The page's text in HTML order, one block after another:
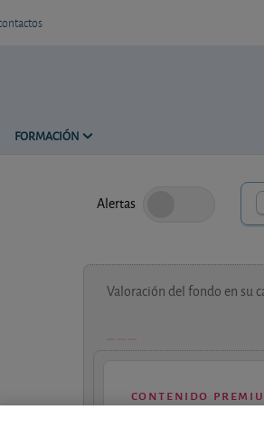
FORMACIÓN
Alertas
Valoración del fondo en su
contenido